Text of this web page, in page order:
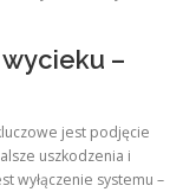
–
jest podjęcie
uszkodzenia i
wyłączenie systemu –